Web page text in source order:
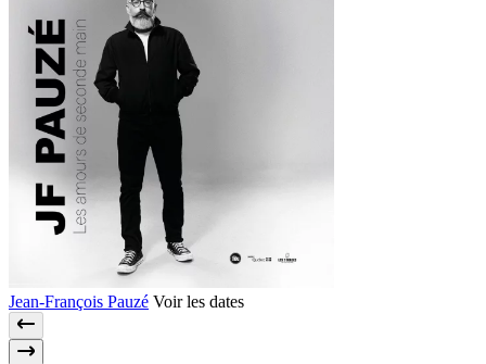
Jean-François Pauzé Voir les dates